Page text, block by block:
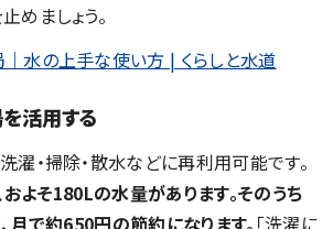
めましょう。
水の上手な使い方 | くらしと水道
活用する
濯・掃除・散水などに再利用可能です。
よそ180Lの水量があります。そのうち
月で約650円の節約になります。 「洗濯に